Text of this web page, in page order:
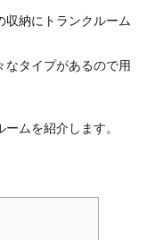
収納にトランクルーム
なタイプがあるので用
ムを紹介します。